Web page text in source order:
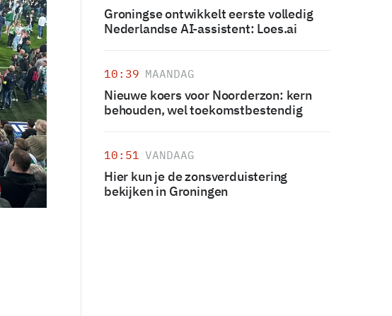
Groningse ontwikkelt eerste volledig
Nederlandse AI-assistent: Loes.ai
10:39 MAANDAG
Nieuwe koers voor Noorderzon: kern
behouden, wel toekomstbestendig
10:51 VANDAAG
Hier kun je de zonsverduistering
bekijken in Groningen